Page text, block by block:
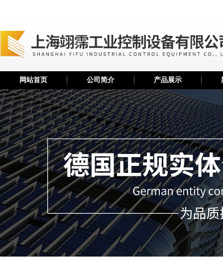
网站首页 公司简介 产品展示